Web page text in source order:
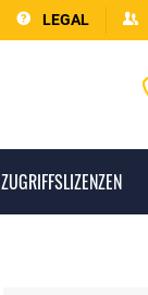
LEGAL
ZUGRIFFSLIZENZEN